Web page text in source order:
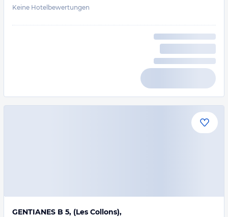
Keine Hotelbewertungen
GENTIANES B 5, (Les Collons),